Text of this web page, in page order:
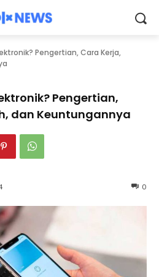
Pengertian, Cara Kerja,
Pengertian,
dan Keuntungannya
0